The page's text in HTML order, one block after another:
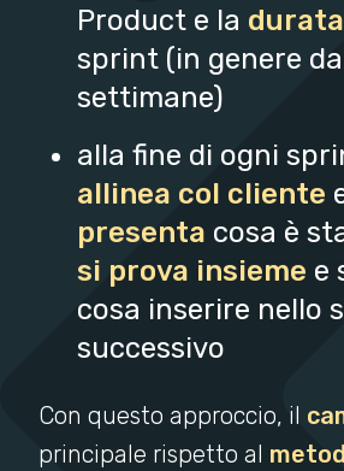
Product e la durata
sprint (in genere
settimane)
alla fine di ogni
allinea col cliente
presenta cosa è
si prova insieme e
cosa inserire nello
successivo
Con questo approccio, il
principale rispetto al